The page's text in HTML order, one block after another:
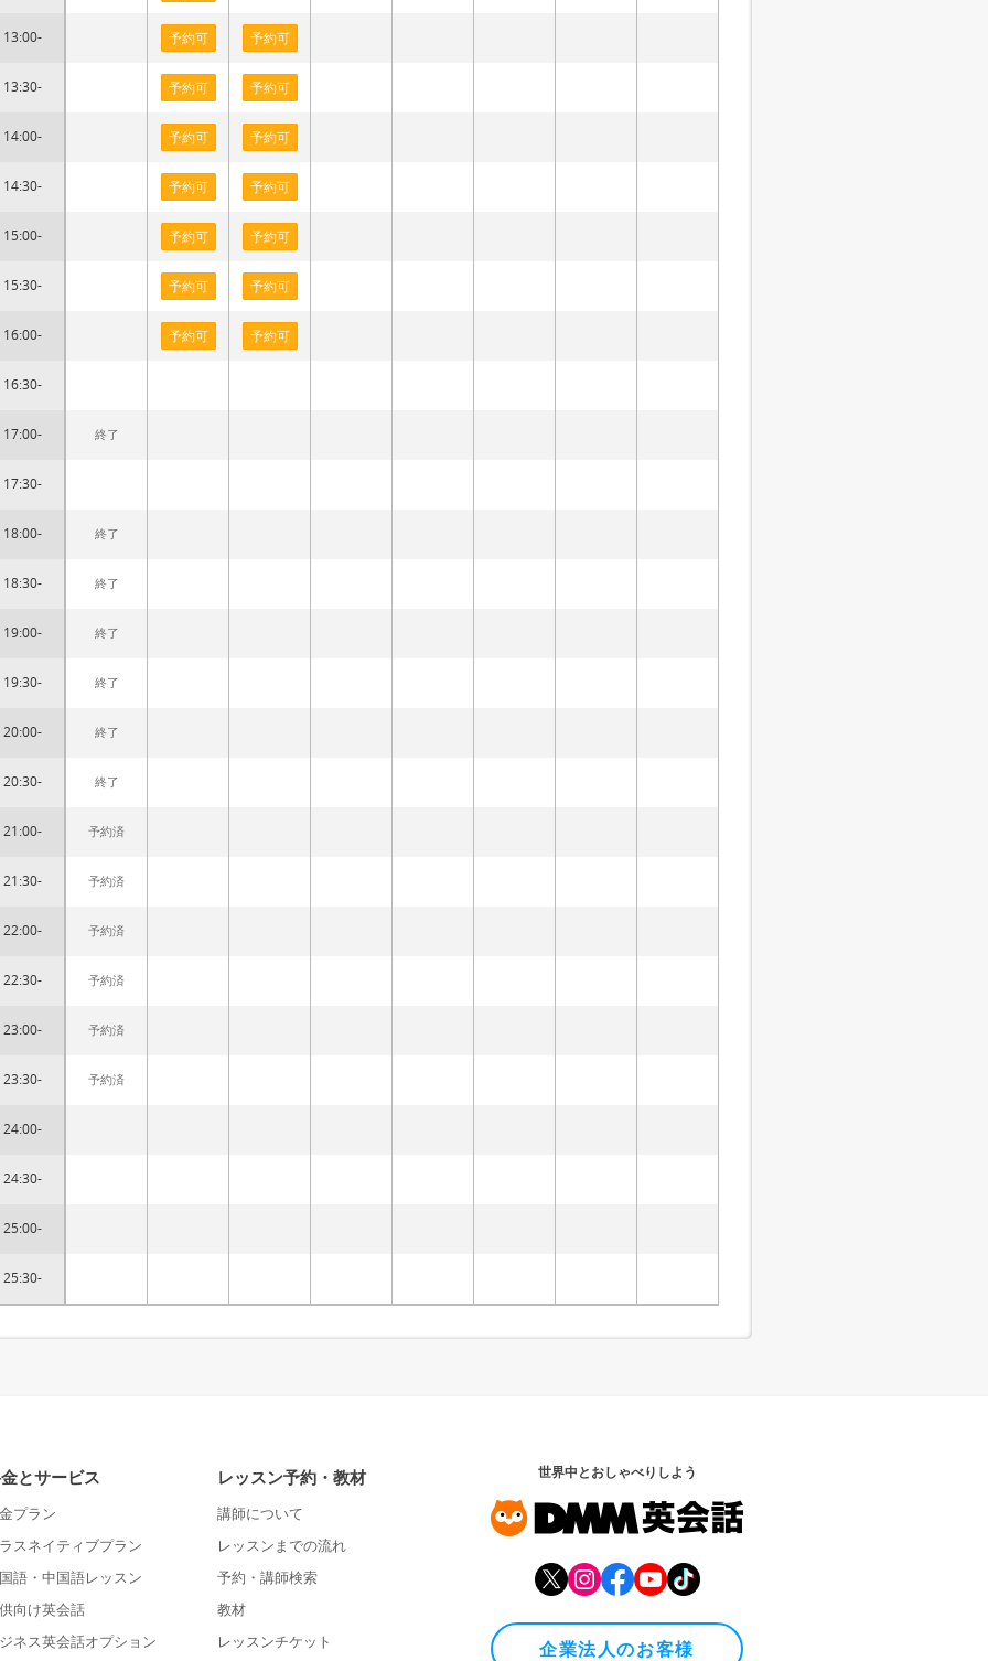
13:00-
13:30-
14:00-
14:30-
15:00-
15:30-
16:00-
16:30-
17:00-
17:30-
18:00-
18:30-
19:00-
19:30-
20:00-
20:30-
21:00-
21:30-
22:00-
22:30-
23:00-
23:30-
24:00-
24:30-
25:00-
25:30-
終了
終了
終了
終了
終了
終了
終了
予約済
予約済
予約済
予約済
予約済
予約済
予約可
予約可
予約可
予約可
予約可
予約可
予約可
予約可
予約可
予約可
予約可
予約可
予約可
予約可
とサービス
プラン
スネイティブプラン
語・中国語レッスン
向け英会話
ネス英会話オプション
レッスン予約・教材
講師について
レッスンまでの流れ
予約・講師検索
教材
レッスンチケット
世界中とおしゃべりしよう
企業法人のお客様